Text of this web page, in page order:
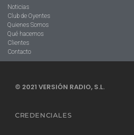
Noticias
Club de Oyentes
Quienes Somos
Qué hacemos
Clientes
Contacto
© 2021 VERSIÓN RADIO, S.L.
CREDENCIALES